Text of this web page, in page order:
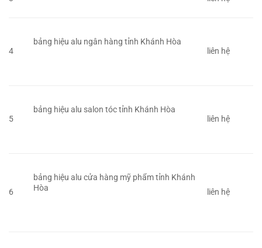
4
bảng hiệu alu ngân hàng tỉnh Khánh Hòa
liên hệ
5
bảng hiệu alu salon tóc tỉnh Khánh Hòa
liên hệ
6
bảng hiệu alu cửa hàng mỹ phẩm tỉnh Khánh
Hòa
liên hệ